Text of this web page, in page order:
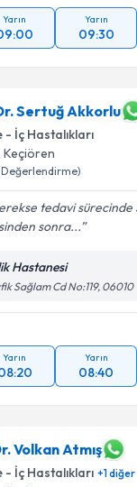
Yarın Yarın
09:30
Sertuğ Akkorlu
- İç Hastalıkları
Keçiören
Değerlendirme)
tedavi sürecinde
sonra...
Hastanesi
Sağlam Cd No:119, 06010
Yarın Yarın
08:40
Volkan Atmış
- İç Hastalıkları +1diğer